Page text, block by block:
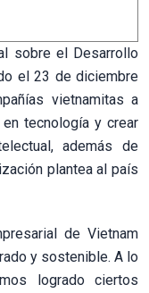
sobre el Desarrollo
el 23 de diciembre
vietnamitas a
tecnología y crear
además de
plantea al país
de Vietnam
y sostenible. A lo
logrado ciertos